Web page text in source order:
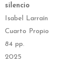
silencio
Isabel Larraín
Cuarto Propio
84 pp.
2025